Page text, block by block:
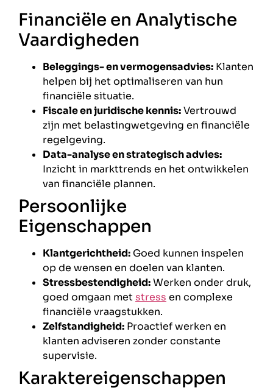
Financiële en Analytische
Vaardigheden
Beleggings- en vermogensadvies: Klanten
helpen bij het optimaliseren van hun
financiële situatie.
Fiscale en juridische kennis:Vertrouwd
zijn met belastingwetgeving en financiële
regelgeving.
Data-analyse en strategisch advies:
Inzicht in markttrends en het ontwikkelen
van financiële plannen.
Persoonlijke
Eigenschappen
Klantgerichtheid: Goed kunnen inspelen
op de wensen en doelen van klanten.
Stressbestendigheid:Werken onder druk,
goed omgaan met stress en complexe
financiële vraagstukken.
Zelfstandigheid: Proactief werken en
klanten adviseren zonder constante
supervisie.
Karaktereigenschappen